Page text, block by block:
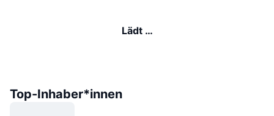
Lädt …
Top-Inhaber*innen